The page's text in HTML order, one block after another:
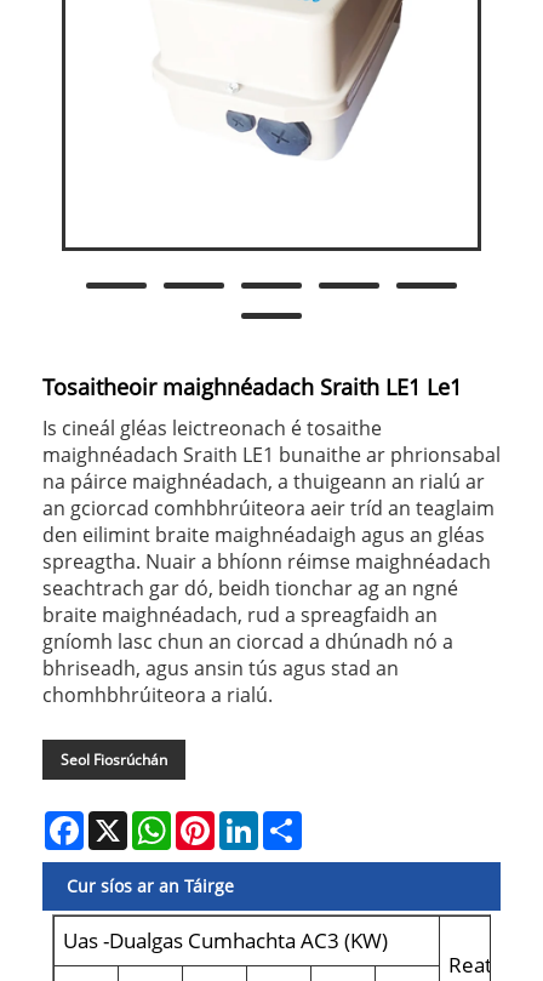
Tosaitheoir maighnéadach Sraith LE1 Le1
Is cineál gléas leictreonach é tosaithe
maighnéadach Sraith LE1 bunaithe ar phrionsabal
na páirce maighnéadach, a thuigeann an rialú ar
an gciorcad comhbhrúiteora aeir tríd an teaglaim
den eilimint braite maighnéadaigh agus an gléas
spreagtha. Nuair a bhíonn réimse maighnéadach
seachtrach gar dó, beidh tionchar ag an ngné
braite maighnéadach, rud a spreagfaidh an
gníomh lasc chun an ciorcad a dhúnadh nó a
bhriseadh, agus ansin tús agus stad an
chomhbhrúiteora a rialú.
Seol Fiosrúchán
Facebook
X WhatsAppPinterestLinkedIn
Cur síos ar an Táirge
Uas -Dualgas Cumhachta AC3 (KW)
Reatha